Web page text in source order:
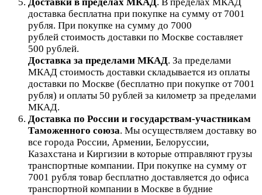
доставка бесплатна при покупке на сумму от 7001
рубля. При покупке на сумму до 7000
рублей стоимость доставки по Москве составляет
500 рублей.
Доставка за пределами МКАД. За пределами
МКАД стоимость доставки складывается из оплаты
доставки по Москве (бесплатно при покупке от 7001
рубля) и оплаты 50 рублей за километр за пределами
МКАД.
Доставка по России и государствам-участникам
Таможенного союза. Мы осуществляем доставку во
все города России, Армении, Белоруссии,
Казахстана и Киргизии в которые отправляют грузы
транспортные компании. При покупке на сумму от
7001 рубля товар бесплатно доставляется до офиса
транспортной компании в Москве в будние